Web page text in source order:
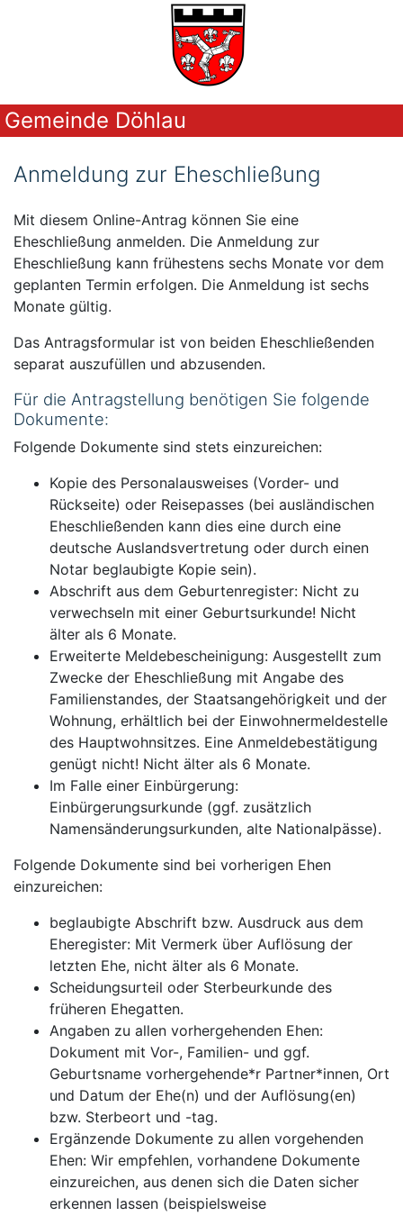
Gemeinde Döhlau
Anmeldung zur Eheschließung
Mit diesem Online-Antrag können Sie eine
Eheschließung anmelden. Die Anmeldung zur
Eheschließung kann frühestens sechs Monate vor dem
geplanten Termin erfolgen. Die Anmeldung ist sechs
Monate gültig.
Das Antragsformular ist von beiden Eheschließenden
separat auszufüllen und abzusenden.
Für die Antragstellung benötigen Sie folgende
Dokumente:
Folgende Dokumente sind stets einzureichen:
Kopie des Personalausweises (Vorder- und
Rückseite) oder Reisepasses (bei ausländischen
Eheschließenden kann dies eine durch eine
deutsche Auslandsvertretung oder durch einen
Notar beglaubigte Kopie sein).
Abschrift aus dem Geburtenregister: Nicht zu
verwechseln mit einer Geburtsurkunde! Nicht
älter als 6 Monate.
Erweiterte Meldebescheinigung: Ausgestellt zum
Zwecke der Eheschließung mit Angabe des
Familienstandes, der Staatsangehörigkeit und der
Wohnung, erhältlich bei der Einwohnermeldestelle
des Hauptwohnsitzes. Eine Anmeldebestätigung
genügt nicht! Nicht älter als 6 Monate.
Im Falle einer Einbürgerung:
Einbürgerungsurkunde (ggf. zusätzlich
Namensänderungsurkunden, alte Nationalpässe).
Folgende Dokumente sind bei vorherigen Ehen
einzureichen:
beglaubigte Abschrift bzw. Ausdruck aus dem
Eheregister: Mit Vermerk über Auflösung der
letzten Ehe, nicht älter als 6 Monate.
Scheidungsurteil oder Sterbeurkunde des
früheren Ehegatten.
Angaben zu allen vorhergehenden Ehen:
Dokument mit Vor-, Familien- und ggf.
Geburtsname vorhergehende*r Partner*innen, Ort
und Datum der Ehe(n) und der Auflösung(en)
bzw. Sterbeort und -tag.
Ergänzende Dokumente zu allen vorgehenden
Ehen: Wir empfehlen, vorhandene Dokumente
einzureichen, aus denen sich die Daten sicher
erkennen lassen (beispielsweise